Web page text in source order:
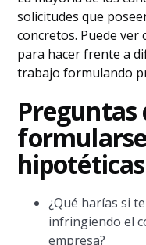
solicitudes que
concretos. Puede
para hacer frente a
trabajo formulando
Preguntas
hipotéticas
¿Qué harías si
infringiendo el
empresa?